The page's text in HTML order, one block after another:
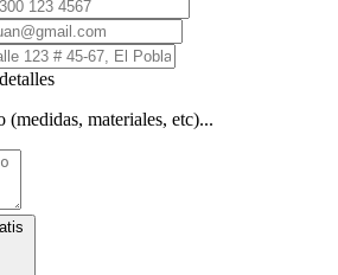
(medidas, materiales, etc)...